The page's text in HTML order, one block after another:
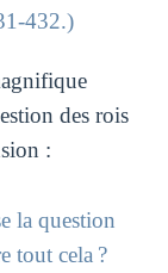
432.)
des rois
:
la question
tout cela ?